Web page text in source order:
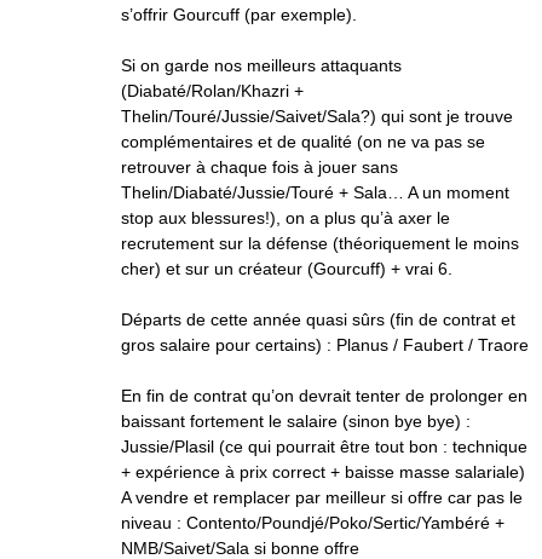
s’offrir Gourcuff (par exemple).
Si on garde nos meilleurs attaquants
(Diabaté/Rolan/Khazri +
Thelin/Touré/Jussie/Saivet/Sala?) qui sont je trouve
complémentaires et de qualité (on ne va pas se
retrouver à chaque fois à jouer sans
Thelin/Diabaté/Jussie/Touré + Sala… A un moment
stop aux blessures!), on a plus qu’à axer le
recrutement sur la défense (théoriquement le moins
cher) et sur un créateur (Gourcuff) + vrai 6.
Départs de cette année quasi sûrs (fin de contrat et
gros salaire pour certains) : Planus / Faubert / Traore
En fin de contrat qu’on devrait tenter de prolonger en
baissant fortement le salaire (sinon bye bye) :
Jussie/Plasil (ce qui pourrait être tout bon : technique
+ expérience à prix correct + baisse masse salariale)
A vendre et remplacer par meilleur si offre car pas le
niveau : Contento/Poundjé/Poko/Sertic/Yambéré +
NMB/Saivet/Sala si bonne offre